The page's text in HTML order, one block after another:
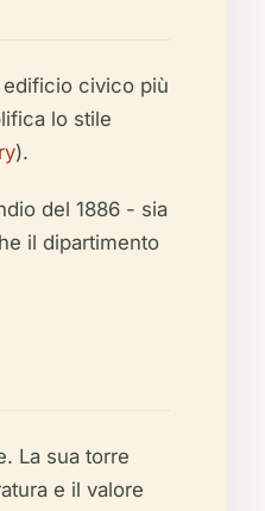
edificio civico più
lo stile
).
del 1886 - sia
il dipartimento
La sua torre
e il valore